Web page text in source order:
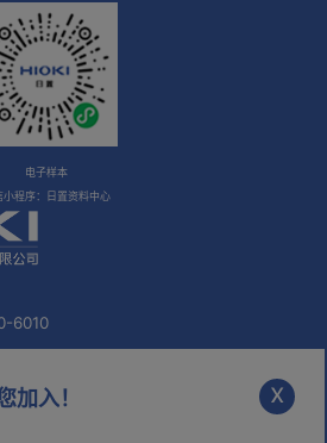
加入！ x
电子样本
小程序：日置资料中心
6010